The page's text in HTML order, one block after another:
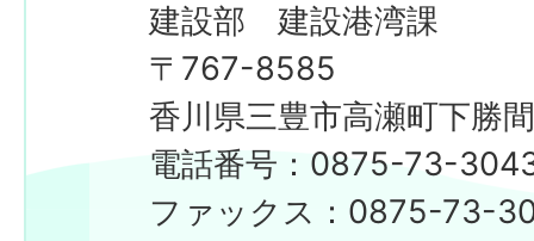
建設部 建設港湾課
〒767-8585
香川県三豊市高瀬町下勝
電話番号：0875-73-
ファックス：0875-73-